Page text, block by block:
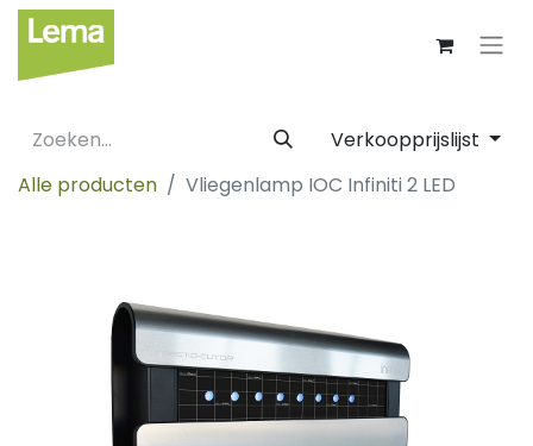
Verkoopprijslijst
Alle producten
Vliegenlamp IOC Infiniti 2 LED